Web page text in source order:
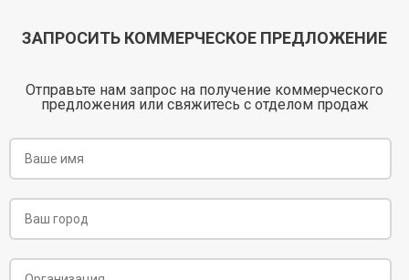
ЗАПРОСИТЬ КОММЕРЧЕСКОЕ ПРЕДЛОЖЕНИЕ
Отправьте нам запрос на получение коммерческого
предложения или свяжитесь с отделом продаж